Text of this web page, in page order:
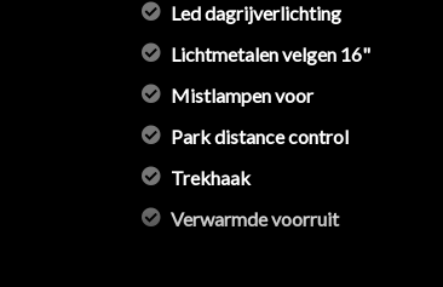
Led dagrijverlichting
Lichtmetalen velgen 16"
Mistlampen voor
Park distance control
Trekhaak
Verwarmde voorruit